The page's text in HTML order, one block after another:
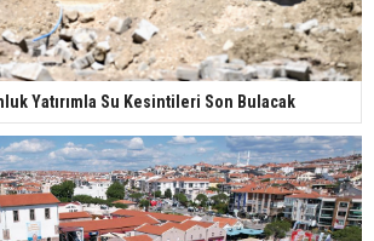
Yatırımla Su Kesintileri Son Bulacak